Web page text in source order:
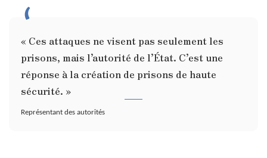
« Ces attaques ne visent pas seulement les
prisons, mais l’autorité de l’État. C’est une
réponse à la création de prisons de haute
sécurité. »
Représentant des autorités